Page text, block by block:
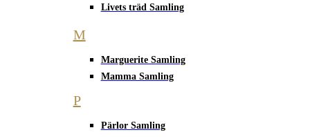
Livets träd Samling
M
Marguerite Samling
Mamma Samling
P
Pärlor Samling